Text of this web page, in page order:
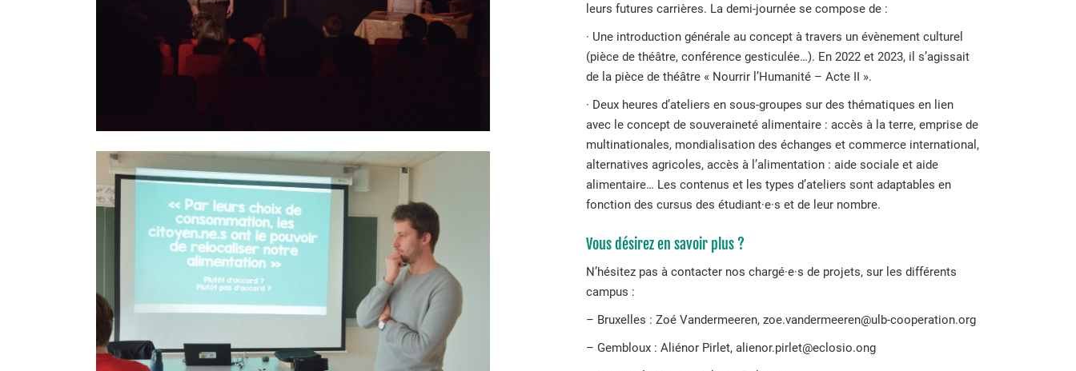
leurs futures carrières. La demi-journée se compose de :
· Une introduction générale au concept à travers un évènement culturel
(pièce de théâtre, conférence gesticulée…). En 2022 et 2023, il s’agissait
de la pièce de théâtre « Nourrir l’Humanité – Acte II ».
· Deux heures d’ateliers en sous-groupes sur des thématiques en lien
avec le concept de souveraineté alimentaire : accès à la terre, emprise de
multinationales, mondialisation des échanges et commerce international,
alternatives agricoles, accès à l’alimentation : aide sociale et aide
alimentaire… Les contenus et les types d’ateliers sont adaptables en
fonction des cursus des étudiant·e·s et de leur nombre.
Vous désirez en savoir plus ?
N’hésitez pas à contacter nos chargé·e·s de projets, sur les différents
campus :
– Bruxelles : Zoé Vandermeeren, zoe.vandermeeren@ulb-cooperation.org
– Gembloux : Aliénor Pirlet, alienor.pirlet@eclosio.ong